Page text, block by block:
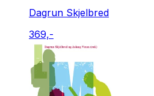
Dagrun Skjelbred
369,-